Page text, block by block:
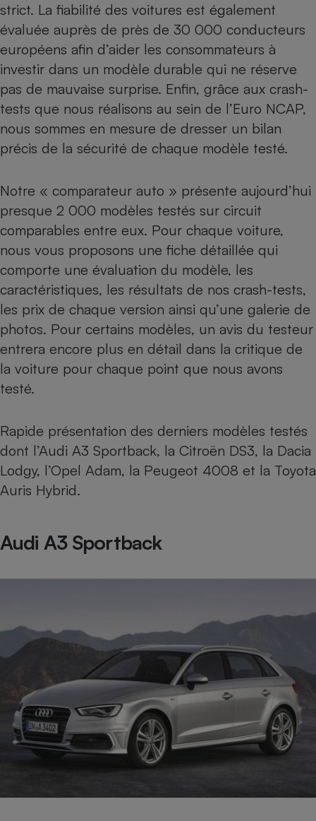
strict. La fiabilité des voitures est également
évaluée auprès de près de 30 000 conducteurs
européens afin d’aider les consommateurs à
investir dans un modèle durable qui ne réserve
pas de mauvaise surprise. Enfin, grâce aux crash-
tests que nous réalisons au sein de l’Euro NCAP,
nous sommes en mesure de dresser un bilan
précis de la sécurité de chaque modèle testé.
Notre « comparateur auto » présente aujourd’hui
presque 2 000 modèles testés sur circuit
comparables entre eux. Pour chaque voiture,
nous vous proposons une fiche détaillée qui
comporte une évaluation du modèle, les
caractéristiques, les résultats de nos crash-tests,
les prix de chaque version ainsi qu’une galerie de
photos. Pour certains modèles, un avis du testeur
entrera encore plus en détail dans la critique de
la voiture pour chaque point que nous avons
testé.
Rapide présentation des derniers modèles testés
dont l’Audi A3 Sportback, la Citroën DS3, la Dacia
Lodgy, l’Opel Adam, la Peugeot 4008 et la Toyota
Auris Hybrid.
Audi A3 Sportback
bouteille
Banque
Lave-linge
Plaque de cuisson à
induction
Ventilateur
Cafetière à expressos
Robot ménager
Téléviseur
Téléphone mobile -
Smartphone
Matelas
Radiateur électrique
Climatiseur -
Ventilateur